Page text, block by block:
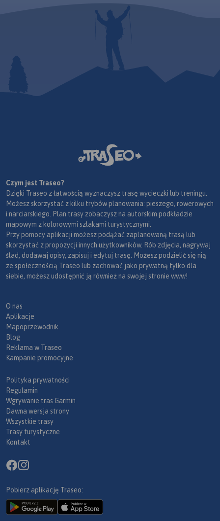
Czym jest Traseo?
Dzięki Traseo z łatwością wyznaczysz trasę wycieczki lub treningu.
Możesz skorzystać z kilku trybów planowania: pieszego, rowerowych
i narciarskiego. Plan trasy zobaczysz na autorskim podkładzie
mapowym z kolorowymi szlakami turystycznymi.
Przy pomocy aplikacji możesz podążać zaplanowaną trasą lub
skorzystać z propozycji innych użytkowników. Rób zdjęcia, nagrywaj
ślad, dodawaj opisy, zapisuj i edytuj trasę. Możesz podzielić się nią
ze społecznością Traseo lub zachować jako prywatną tylko dla
siebie, możesz udostępnić ją również na swojej stronie www!
O nas
Aplikacje
Mapoprzewodnik
Blog
Reklama w Traseo
Kampanie promocyjne
Polityka prywatności
Regulamin
Wgrywanie tras Garmin
Dawna wersja strony
Wszystkie trasy
Trasy turystyczne
Kontakt
Pobierz aplikację Traseo: